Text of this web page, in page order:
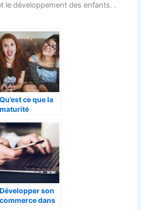
le développement des enfants. .
Qu’est ce que la
maturité
Développer son
commerce dans